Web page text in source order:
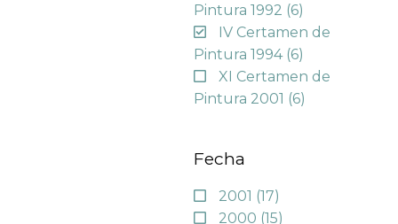
Pintura 1992 (6)
IV Certamen de
Pintura 1994 (6)
XI Certamen de
Pintura 2001 (6)
Fecha
2001 (17)
2000 (15)